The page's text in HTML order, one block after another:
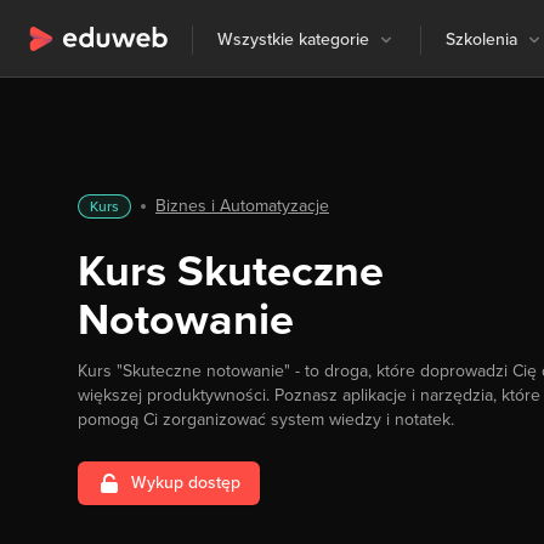
Wszystkie kategorie Szkolenia
Kurs Biznes i Automatyzacje
Kurs Skuteczne
Notowanie
Kurs "Skuteczne notowanie" - to droga, które doprowadzi Cię
większej produktywności. Poznasz aplikacje i narzędzia, które
pomogą Ci zorganizować system wiedzy i notatek.
Wykup dostęp